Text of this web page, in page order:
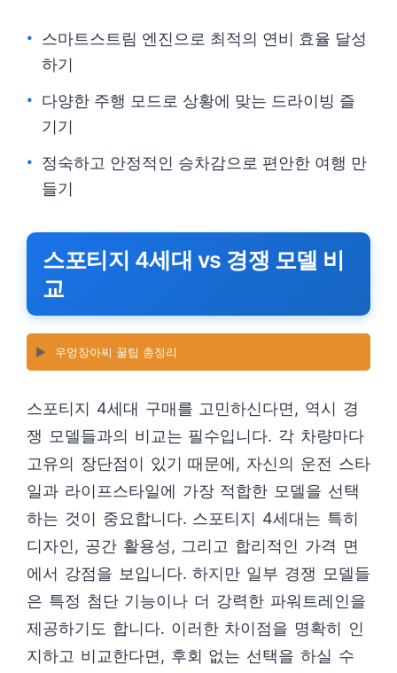
스마트스트림 엔진으로 최적의 연비 효율 달성
하기
다양한 주행 모드로 상황에 맞는 드라이빙 즐
기기
정숙하고 안정적인 승차감으로 편안한 여행 만
들기
스포티지 4세대 vs 경쟁 모델 비
교
▶️ 우엉장아찌 꿀팁 총정리
스포티지 4세대 구매를 고민하신다면, 역시 경
쟁 모델들과의 비교는 필수입니다. 각 차량마다
고유의 장단점이 있기 때문에, 자신의 운전 스타
일과 라이프스타일에 가장 적합한 모델을 선택
하는 것이 중요합니다. 스포티지 4세대는 특히
디자인, 공간 활용성, 그리고 합리적인 가격 면
에서 강점을 보입니다. 하지만 일부 경쟁 모델들
은 특정 첨단 기능이나 더 강력한 파워트레인을
제공하기도 합니다. 이러한 차이점을 명확히 인
지하고 비교한다면, 후회 없는 선택을 하실 수